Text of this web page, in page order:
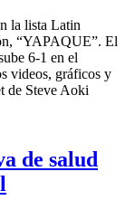
la lista Latin
“YAPAQUE”. El
6-1 en el
videos, gráficos y
de Steve Aoki
de salud